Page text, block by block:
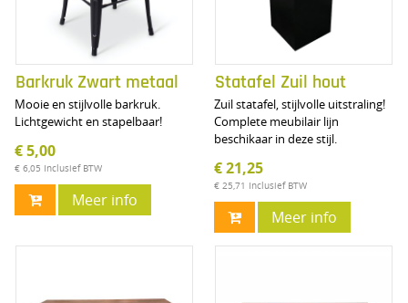
Barkruk Zwart metaal
Mooie en stijlvolle barkruk.
Lichtgewicht en stapelbaar!
€ 5,00
€ 6,05 Inclusief BTW
Meer info
Statafel Zuil hout
Zuil statafel, stijlvolle uitstraling!
Complete meubilair lijn
beschikaar in deze stijl.
€ 21,25
€ 25,71 Inclusief BTW
Meer info